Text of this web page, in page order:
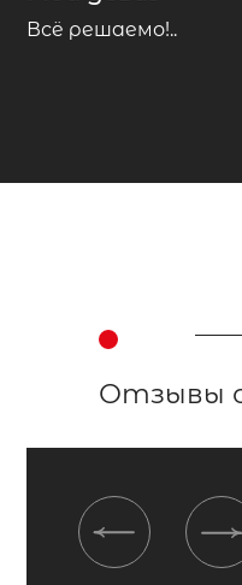
Всё решаемо!..
Отзывы
Previous